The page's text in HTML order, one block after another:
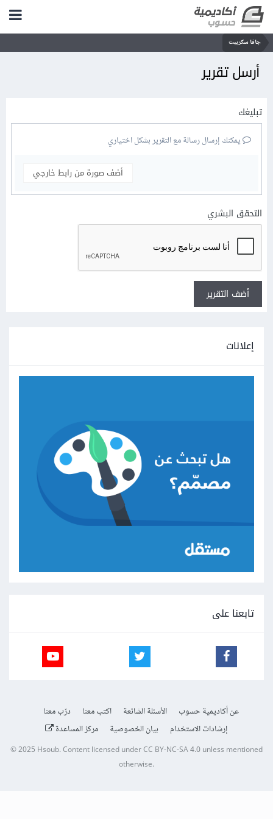
جافا سكريبت
أرسل تقرير
تبليغك
يمكنك إرسال رسالة مع التقرير بشكل اختياري
أضف صورة من رابط خارجي
التحقق البشري
أضف التقرير
إعلانات
تابعنا على
عن أكاديمية حسوب الأسئلة الشائعة اكتب معنا
درّب معنا
إرشادات الاستخدام
بيان الخصوصية مركز المساعدة
© 2025 Hsoub.Content licensed underCC BY-NC-SA 4.0unless mentioned
otherwise.